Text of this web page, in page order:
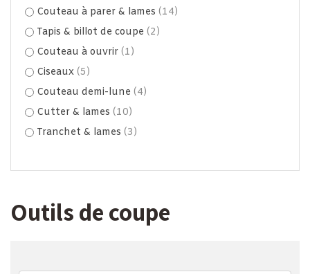
Couteau à parer & lames (14)
Tapis & billot de coupe (2)
Couteau à ouvrir (1)
Ciseaux (5)
Couteau demi-lune (4)
Cutter & lames (10)
Tranchet & lames (3)
Outils de coupe